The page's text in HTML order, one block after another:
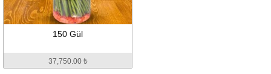
150 Gül
37,750.00 ₺